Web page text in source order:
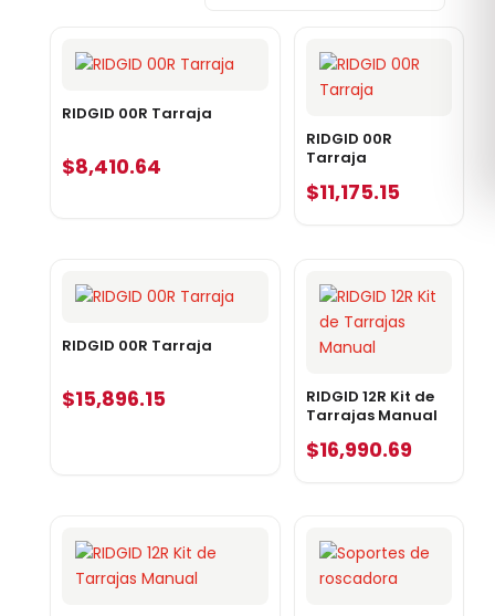
RIDGID 00R Tarraja
$8,410.64
RIDGID 00R
Tarraja
$11,175.15
RIDGID 00R Tarraja
$15,896.15
RIDGID 12R Kit de
Tarrajas Manual
$16,990.69